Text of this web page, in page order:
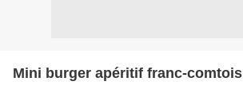
Mini burger apéritif franc-comtois